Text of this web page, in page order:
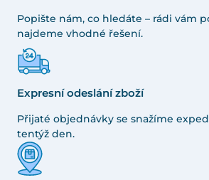
Popište nám, co hledáte – rádi vám
najdeme vhodné řešení.
Expresní odeslání zboží
Přijaté objednávky se snažíme
tentýž den.